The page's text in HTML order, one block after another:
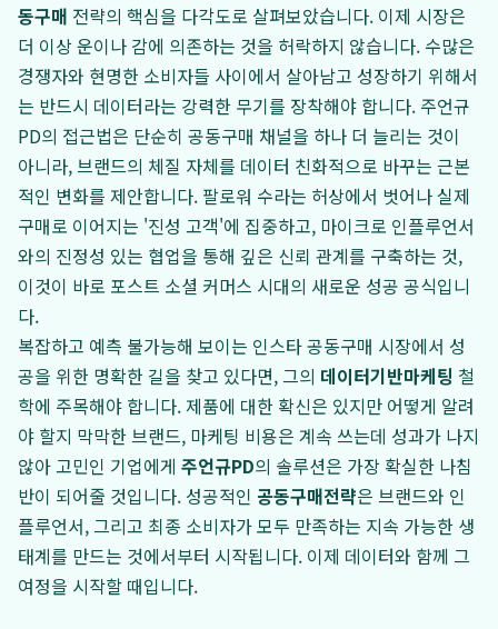
동구매 전략의 핵심을 다각도로 살펴보았습니다. 이제 시장은
더 이상 운이나 감에 의존하는 것을 허락하지 않습니다. 수많은
경쟁자와 현명한 소비자들 사이에서 살아남고 성장하기 위해서
는 반드시 데이터라는 강력한 무기를 장착해야 합니다. 주언규
PD의 접근법은 단순히 공동구매 채널을 하나 더 늘리는 것이
아니라, 브랜드의 체질 자체를 데이터 친화적으로 바꾸는 근본
적인 변화를 제안합니다. 팔로워 수라는 허상에서 벗어나 실제
구매로 이어지는 '진성 고객'에 집중하고, 마이크로 인플루언서
와의 진정성 있는 협업을 통해 깊은 신뢰 관계를 구축하는 것,
이것이 바로 포스트 소셜 커머스 시대의 새로운 성공 공식입니
다.
복잡하고 예측 불가능해 보이는 인스타 공동구매 시장에서 성
공을 위한 명확한 길을 찾고 있다면, 그의 데이터기반마케팅 철
학에 주목해야 합니다. 제품에 대한 확신은 있지만 어떻게 알려
야 할지 막막한 브랜드, 마케팅 비용은 계속 쓰는데 성과가 나지
않아 고민인 기업에게 주언규PD의 솔루션은 가장 확실한 나침
반이 되어줄 것입니다. 성공적인 공동구매전략은 브랜드와 인
플루언서, 그리고 최종 소비자가 모두 만족하는 지속 가능한 생
태계를 만드는 것에서부터 시작됩니다. 이제 데이터와 함께 그
여정을 시작할 때입니다.